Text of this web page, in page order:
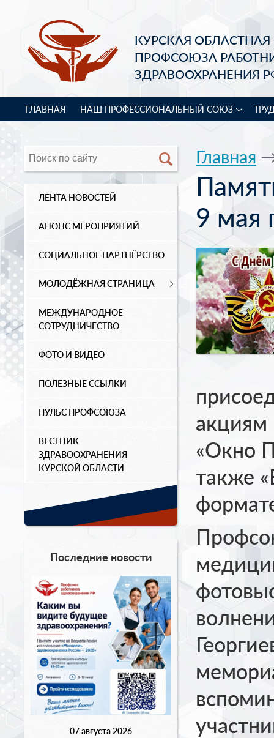
КУРСКАЯ
ПРОФСОЮЗА
ЗДРАВООХРАНЕНИЯ
ГЛАВНАЯ НАШ ПРОФЕССИОНАЛЬНЫЙ СОЮЗ
ЛЕНТА НОВОСТЕЙ
АНОНС МЕРОПРИЯТИЙ
СОЦИАЛЬНОЕ ПАРТНЁРСТВО
МОЛОДЁЖНАЯ СТРАНИЦА
МЕЖДУНАРОДНОЕ
СОТРУДНИЧЕСТВО
ФОТО И ВИДЕО
ПОЛЕЗНЫЕ ССЫЛКИ
ПУЛЬС ПРОФСОЮЗА
ВЕСТНИК
ЗДРАВООХРАНЕНИЯ
КУРСКОЙ ОБЛАСТИ
Последние новости
07 августа 2026
Главная
9 мая
акциям
«Окно
также